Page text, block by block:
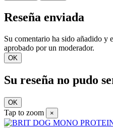
Reseña enviada
Su comentario ha sido añadido y
aprobado por un moderador.
OK
Su reseña no pudo
OK
Tap to zoom ×